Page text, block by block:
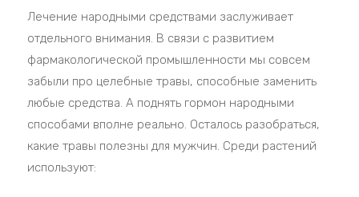
Лечение народными средствами заслуживает
отдельного внимания. В связи с развитием
фармакологической промышленности мы совсем
забыли про целебные травы, способные заменить
любые средства. А поднять гормон народными
способами вполне реально. Осталось разобраться,
какие травы полезны для мужчин. Среди растений
используют: